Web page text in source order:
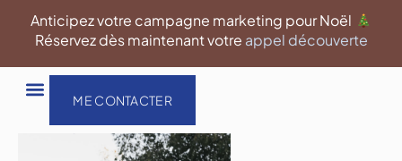
Anticipez votre campagne marketing pour Noël
Réservez dès maintenant votre appel découverte
ME CONTACTER